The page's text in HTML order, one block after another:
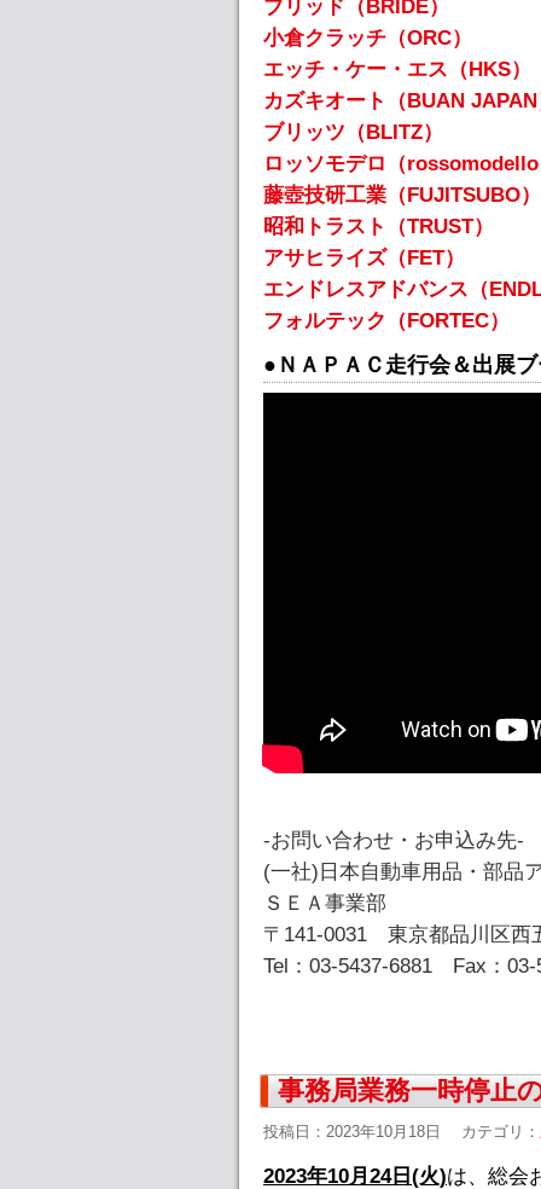
ブリッド（BRIDE）
小倉クラッチ（ORC）
エッチ・ケー・エス（HKS）
カズキオート（BUAN
ブリッツ（BLITZ）
ロッソモデロ（
藤壺技研工業（FUJITSUBO）
昭和トラスト（TRUST）
アサヒライズ（FET）
エンドレスアドバンス（
フォルテック（FORTEC）
●ＮＡＰＡＣ走行会＆出展
-お問い合わせ・お申込み先-
(一社)日本自動車用品・部品
ＳＥＡ事業部
〒141-0031 東京都品川区西
Tel：03-5437-6881 Fax：03-
事務局業務一時停止
投稿日：2023年10月18日 カテゴリ：
2023年10月24日(火)は、総会